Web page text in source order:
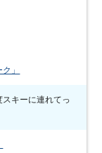
」
キーに連れてっ